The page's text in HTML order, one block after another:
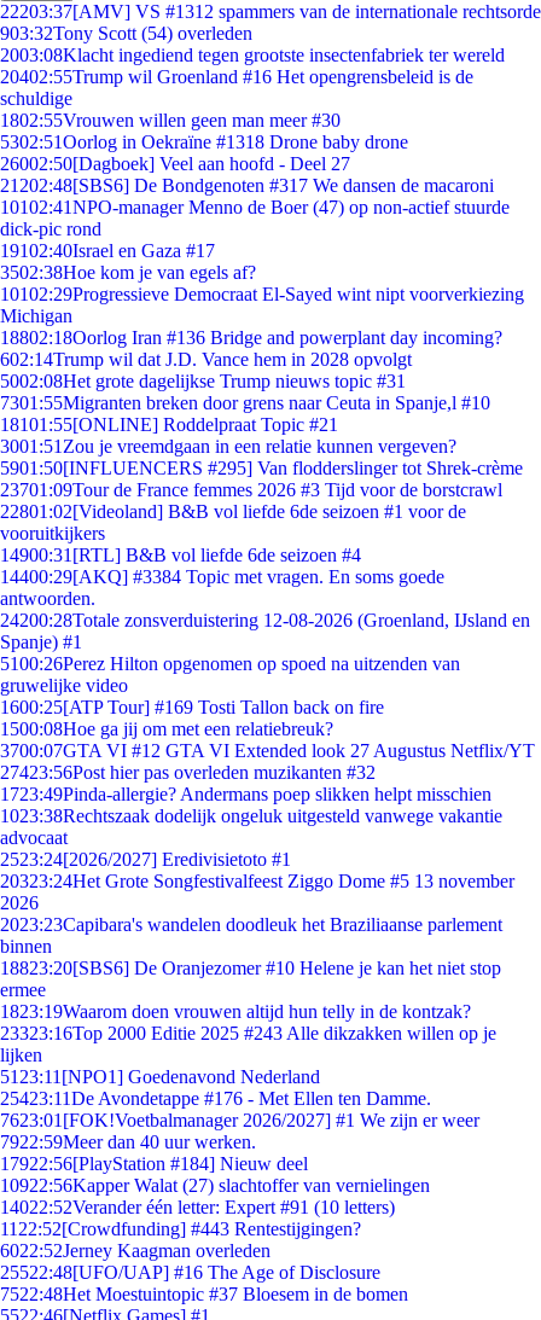
22203:37[AMV] VS #1312 spammers van de internationale rechtsorde
903:32Tony Scott (54) overleden
2003:08Klacht ingediend tegen grootste insectenfabriek ter wereld
20402:55Trump wil Groenland #16 Het opengrensbeleid is de
schuldige
1802:55Vrouwen willen geen man meer #30
5302:51Oorlog in Oekraïne #1318 Drone baby drone
26002:50[Dagboek] Veel aan hoofd - Deel 27
21202:48[SBS6] De Bondgenoten #317 We dansen de macaroni
10102:41NPO-manager Menno de Boer (47) op non-actief stuurde
dick-pic rond
19102:40Israel en Gaza #17
3502:38Hoe kom je van egels af?
10102:29Progressieve Democraat El-Sayed wint nipt voorverkiezing
Michigan
18802:18Oorlog Iran #136 Bridge and powerplant day incoming?
602:14Trump wil dat J.D. Vance hem in 2028 opvolgt
5002:08Het grote dagelijkse Trump nieuws topic #31
7301:55Migranten breken door grens naar Ceuta in Spanje,l #10
18101:55[ONLINE] Roddelpraat Topic #21
3001:51 Zou je vreemdgaan in een relatie kunnen vergeven?
5901:50[INFLUENCERS #295] Van flodderslinger tot Shrek-crème
23701:09Tour de France femmes 2026 #3 Tijd voor de borstcrawl
22801:02[Videoland] B&B vol liefde 6de seizoen #1 voor de
vooruitkijkers
14900:31 [RTL] B&B vol liefde 6de seizoen #4
14400:29[AKQ] #3384 Topic met vragen. En soms goede
antwoorden.
24200:28Totale zonsverduistering 12-08-2026 (Groenland, IJsland en
Spanje) #1
5100:26Perez Hilton opgenomen op spoed na uitzenden van
gruwelijke video
1600:25[ATP Tour] #169 Tosti Tallon back on fire
1500:08Hoe ga jij om met een relatiebreuk?
3700:07GTA VI #12 GTA VI Extended look 27 Augustus Netflix/YT
27423:56Post hier pas overleden muzikanten #32
1723:49Pinda-allergie? Andermans poep slikken helpt misschien
1023:38Rechtszaak dodelijk ongeluk uitgesteld vanwege vakantie
advocaat
2523:24[2026/2027] Eredivisietoto #1
20323:24Het Grote Songfestivalfeest Ziggo Dome #5 13 november
2026
2023:23Capibara's wandelen doodleuk het Braziliaanse parlement
binnen
18823:20[SBS6] De Oranjezomer #10 Helene je kan het niet stop
ermee
1823:19Waarom doen vrouwen altijd hun telly in de kontzak?
23323:16Top 2000 Editie 2025 #243 Alle dikzakken willen op je
lijken
51 23:11 [NPO1] Goedenavond Nederland
25423:11De Avondetappe #176 - Met Ellen ten Damme.
7623:01 [FOK!Voetbalmanager 2026/2027] #1 We zijn er weer
7922:59Meer dan 40 uur werken.
17922:56[PlayStation #184] Nieuw deel
10922:56Kapper Walat (27) slachtoffer van vernielingen
14022:52Verander één letter: Expert #91 (10 letters)
11 22:52[Crowdfunding] #443 Rentestijgingen?
6022:52Jerney Kaagman overleden
25522:48[UFO/UAP] #16 The Age of Disclosure
7522:48Het Moestuintopic #37 Bloesem in de bomen
5522:46[Netflix Games] #1